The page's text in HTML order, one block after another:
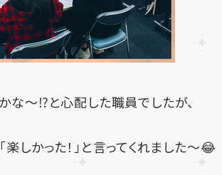
な～⁉と心配した職員でしたが、
楽しかった！」と言ってくれました～😂